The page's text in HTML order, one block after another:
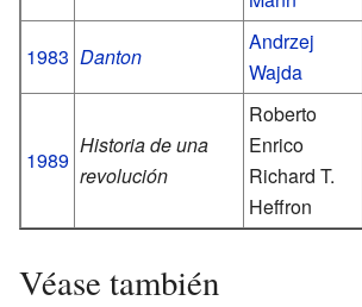
1983 Danton
Andrzej
Wajda
1989
Historia de una
revolución
Roberto
Enrico
Richard T.
Heffron
Véase también